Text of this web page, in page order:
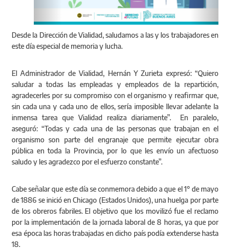
Desde la Dirección de Vialidad, saludamos a las y los trabajadores en
este día especial de memoria y lucha.
El Administrador de Vialidad, Hernán Y Zurieta expresó: “Quiero
saludar a todas las empleadas y empleados de la repartición,
agradecerles por su compromiso con el organismo y reafirmar que,
sin cada una y cada uno de ellos, sería imposible llevar adelante la
inmensa tarea que Vialidad realiza diariamente”. En paralelo,
aseguró: “Todas y cada una de las personas que trabajan en el
organismo son parte del engranaje que permite ejecutar obra
pública en toda la Provincia, por lo que les envío un afectuoso
saludo y les agradezco por el esfuerzo constante”.
Cabe señalar que este día se conmemora debido a que el 1° de mayo
de 1886 se inició en Chicago (Estados Unidos), una huelga por parte
de los obreros fabriles. El objetivo que los movilizó fue el reclamo
por la implementación de la jornada laboral de 8 horas, ya que por
esa época las horas trabajadas en dicho país podía extenderse hasta
18.